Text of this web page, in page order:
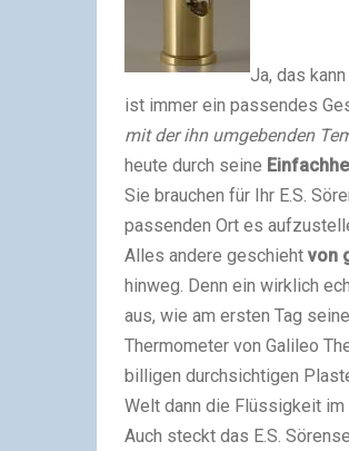
Ja, das
ist immer ein passendes
mit der ihn umgebenden
heute durch seine
Sie brauchen für Ihr E.S.
passenden Ort es
Alles andere geschieht von
hinweg. Denn ein wirklich
aus, wie am ersten Tag
Thermometer von Galileo
billigen durchsichtigen
Welt dann die Flüssigkeit im
Auch steckt das E.S.